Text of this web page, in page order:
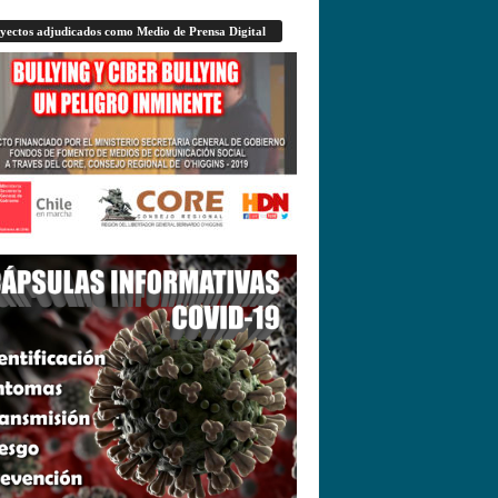
adjudicados como Medio de Prensa Digital